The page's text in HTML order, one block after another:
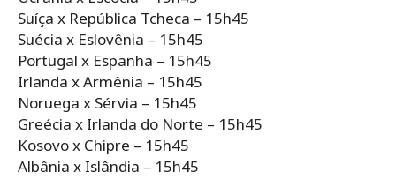
Suíça x República Tcheca – 15h45
Suécia x Eslovênia – 15h45
Portugal x Espanha – 15h45
Irlanda x Armênia – 15h45
Noruega x Sérvia – 15h45
Greécia x Irlanda do Norte – 15h45
Kosovo x Chipre – 15h45
Albânia x Islândia – 15h45